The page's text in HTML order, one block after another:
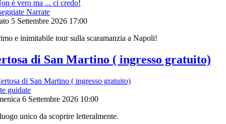
Narrate
5 Settembre 2026 17:00
e inimitabile tour sulla scaramanzia a Napoli!
di San Martino ( ingresso gratuito)
guidate
6 Settembre 2026 10:00
unico da scoprire letteralmente.